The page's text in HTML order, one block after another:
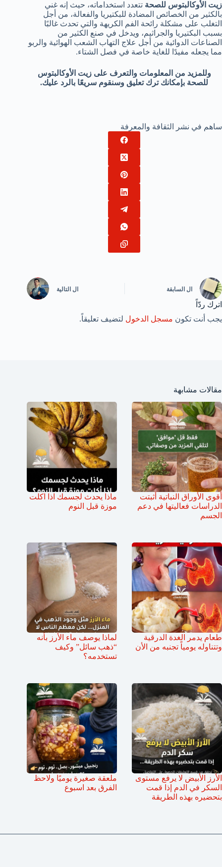
زيت الأوكالبتوس للصحة تتعدد استخداماته، حيث إنه غني
بالكثير من الخصائص المضادة للبكتيريا والفعالة، من أجل
التغلب على مشكلة رائحة الفم الكريهة والتي تحدث غالبًا
بسبب البكتيريا والجراثيم، ويدخل في صنع الكثير من
الصناعات الدوائية من أجل علاج التهاب الشعب الهوائية والربو
مما يجعله مفيدًا للغاية خاصة في فصل الشتاء.
وللمزيد من المعلومات والتعرف على زيت الأوكالبتوس
للصحة بإمكانك ترك تعليق وسنقوم سريعًا بالرد عليك.
ساهم في نشر الثقافة والمعرفة
ال السابقة ال التالية
اترك ردّاً
يجب أنت تكون مسجل الدخول لتضيف تعليقاً.
مقالات مشابهة
أقوى الأوراق النباتية أثبتت
الدراسات فعاليتها في دعم
الجسم
ماذا يحدث لجسمك اذا اكلت
موزة قبل النوم
طعام يدمر الغدة الدرقية
وتتناوله يومياً تجنبه من الأن
لماذا يوصف ماء الأرز بأنه
“ذهب سائل” وكيف
تستخدمه؟
الأرز الأبيض لا يرفع مستوى
السكر في الدم إذا قمت
بتحضيره بهذه الطريقة
ملعقة صغيرة يوميًا ولاحظ
الفرق بعد اسبوع